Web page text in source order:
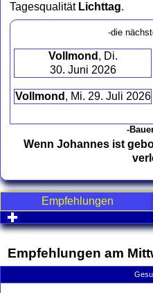
Tagesqualität Lichttag.
-die
Vollmond , Di.
30. Juni 2026
Vollmond , Mi. 29. Juli 2026
-
Wenn Johannes ist
Empfehlungen
click to expand contents
Empfehlungen am